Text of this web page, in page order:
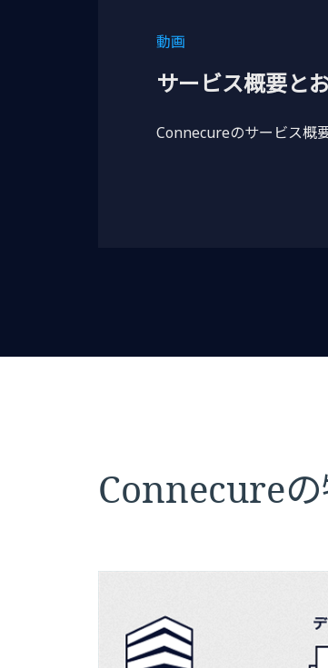
動画
サービス概要と
Connecureのサービス概
Connecure